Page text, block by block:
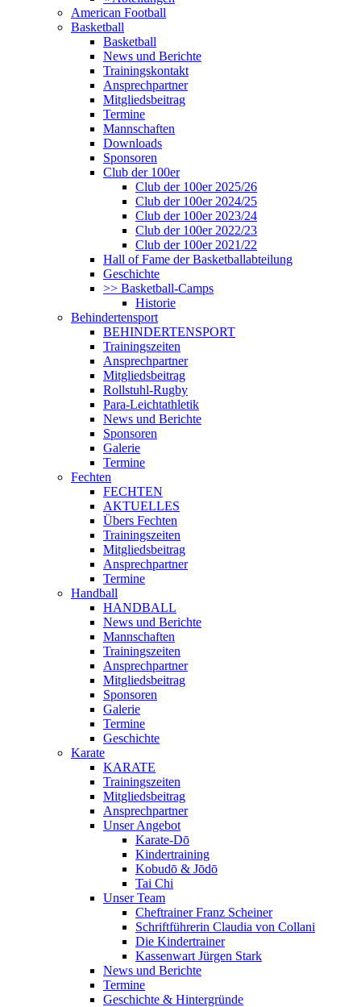
American Football
Basketball
Basketball
News und Berichte
Trainingskontakt
Ansprechpartner
Mitgliedsbeitrag
Termine
Mannschaften
Downloads
Sponsoren
Club der 100er
Club der 100er 2025/26
Club der 100er 2024/25
Club der 100er 2023/24
Club der 100er 2022/23
Club der 100er 2021/22
Hall of Fame der Basketballabteilung
Geschichte
>> Basketball-Camps
Historie
Behindertensport
BEHINDERTENSPORT
Trainingszeiten
Ansprechpartner
Mitgliedsbeitrag
Rollstuhl-Rugby
Para-Leichtathletik
News und Berichte
Sponsoren
Galerie
Termine
Fechten
FECHTEN
AKTUELLES
Übers Fechten
Trainingszeiten
Mitgliedsbeitrag
Ansprechpartner
Termine
Handball
HANDBALL
News und Berichte
Mannschaften
Trainingszeiten
Ansprechpartner
Mitgliedsbeitrag
Sponsoren
Galerie
Termine
Geschichte
Karate
KARATE
Trainingszeiten
Mitgliedsbeitrag
Ansprechpartner
Unser Angebot
Karate-Dō
Kindertraining
Kobudō & Jōdō
Tai Chi
Unser Team
Cheftrainer Franz Scheiner
Schriftführerin Claudia von Collani
Die Kindertrainer
Kassenwart Jürgen Stark
News und Berichte
Termine
Geschichte & Hintergründe